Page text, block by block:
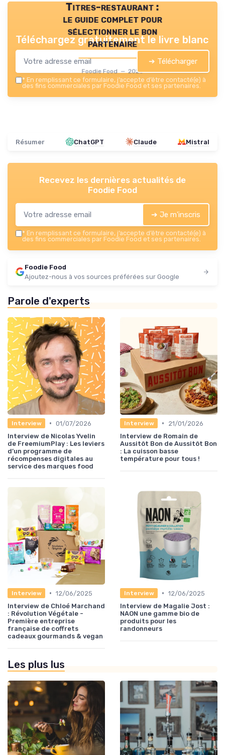
Titres-restaurant :
le guide complet pour
sélectionner le bon
partenaire
Foodie Food — 2026
Téléchargez gratuitement le livre blanc
➔ Télécharger
* En remplissant ce formulaire, j’accepte d’être contacté(e) à
des fins commerciales par Foodie Food et ses partenaires.
Résumer ChatGPT Claude Mistral
Recevez les dernières actualités de
Foodie Food
➔ Je m'inscris
* En remplissant ce formulaire, j’accepte d’être contacté(e) à
des fins commerciales par Foodie Food et ses partenaires.
Foodie Food
Ajoutez-nous à vos sources préférées sur Google
Parole d'experts
Interview • 01/07/2026
Interview de Nicolas Yvelin
de FreemiumPlay : Les leviers
d’un programme de
récompenses digitales au
service des marques food
Interview •
21/01/2026
Interview de Romain de
Aussitôt Bon de Aussitôt Bon
: La cuisson basse
température pour tous !
Interview • 12/06/2025
Interview de Chloé Marchand
: Révolution Végétale -
Première entreprise
française de coffrets
cadeaux gourmands & vegan
Interview • 12/06/2025
Interview de Magalie Jost :
NAON une gamme bio de
produits pour les
randonneurs
Les plus lus